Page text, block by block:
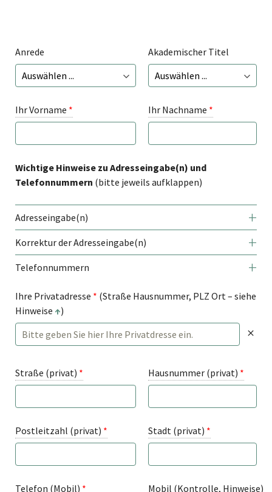
Anrede
Ihr Vorname *
Akademischer Titel
Ihr Nachname *
Wichtige Hinweise zu Adresseingabe(n) und
Telefonnummern (bitte jeweils aufklappen)
Adresseingabe(n)
Korrektur der Adresseingabe(n)
Telefonnummern
Ihre Privatadresse * (Straße Hausnummer, PLZ Ort – siehe
Hinweise ↑)
Straße (privat) *
Postleitzahl (privat) *
Telefon (Mobil) *
Hausnummer (privat) *
Stadt (privat) *
Mobil (Kontrolle, Hinweise)